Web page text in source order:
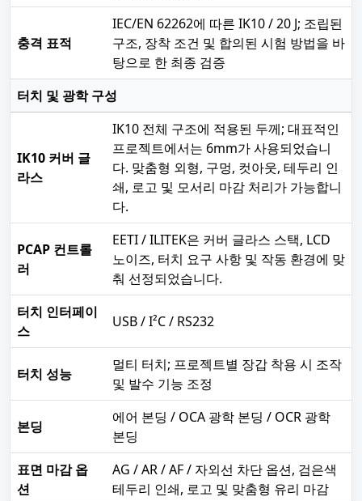
충격 표적
IEC/EN 62262에 따른 IK10 / 20 J; 조립된
구조, 장착 조건 및 합의된 시험 방법을 바
탕으로 한 최종 검증
터치 및 광학 구성
IK10 커버 글
라스
IK10 전체 구조에 적용된 두께; 대표적인
프로젝트에서는 6mm가 사용되었습니
다. 맞춤형 외형, 구멍, 컷아웃, 테두리 인
쇄, 로고 및 모서리 마감 처리가 가능합니
다.
PCAP 컨트롤
러
EETI / ILITEK은 커버 글라스 스택, LCD
노이즈, 터치 요구 사항 및 작동 환경에 맞
춰 선정되었습니다.
터치 인터페이
스
USB / I²C / RS232
터치 성능
멀티 터치; 프로젝트별 장갑 착용 시 조작
및 발수 기능 조정
본딩
에어 본딩 / OCA 광학 본딩 / OCR 광학
본딩
표면 마감 옵
션
AG / AR / AF / 자외선 차단 옵션, 검은색
테두리 인쇄, 로고 및 맞춤형 유리 마감